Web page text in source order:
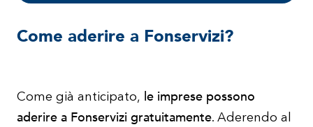
Come aderire a Fonservizi?
Come già anticipato, le imprese possono
aderire a Fonservizi gratuitamente. Aderendo al